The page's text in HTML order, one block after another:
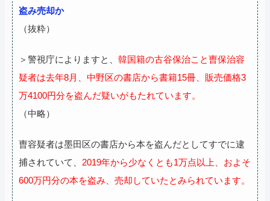
盗み売却か
（抜粋）
＞警視庁によりますと、 韓国籍の古谷保治こと曺保治容
疑者は去年8月、中野区の書店から書籍15冊、販売価格3
万4100円分を盗んだ疑いがもたれています。
（中略）
曺容疑者は墨田区の書店から本を盗んだとしてすでに逮
捕されていて、 2019年から少なくとも1万点以上、およそ
600万円分の本を盗み、売却していたとみられています。